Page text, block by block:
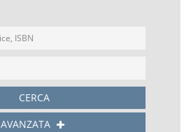
CERCA
AVANZATA